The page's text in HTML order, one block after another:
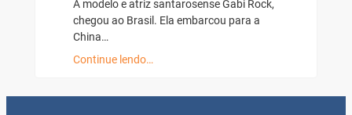
A modelo e atriz santarosense Gabi Rock,
chegou ao Brasil. Ela embarcou para a
China…
Continue lendo…